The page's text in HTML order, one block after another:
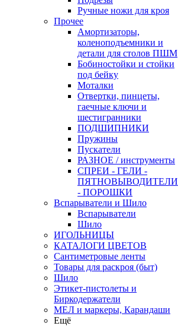
Ручные ножи для кроя
Прочее
Амортизаторы,
коленоподъемники и
детали для столов ПШМ
Бобиностойки и стойки
под бейку
Моталки
Отвертки, пинцеты,
гаечные ключи и
шестигранники
ПОДШИПНИКИ
Пружины
Пускатели
РАЗНОЕ / инструменты
СПРЕИ - ГЕЛИ -
ПЯТНОВЫВОДИТЕЛИ
- ПОРОШКИ
Вспарыватели и Шило
Вспарыватели
Шило
ИГОЛЬНИЦЫ
КАТАЛОГИ ЦВЕТОВ
Сантиметровые ленты
Товары для раскроя (быт)
Шило
Этикет-пистолеты и
Биркодержатели
МЕЛ и маркеры, Карандаши
Ещё